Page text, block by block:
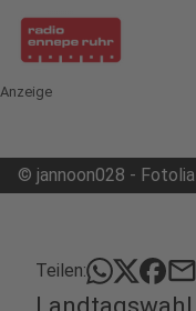
Anzeige
© jannoon028 - Fotolia
Teilen: mail